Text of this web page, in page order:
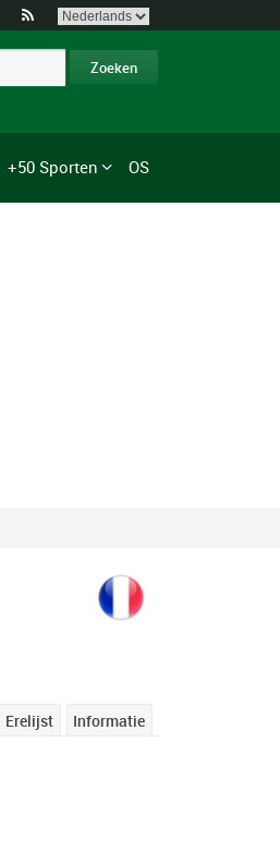

+50 Sporten OS
Informatie
Erelijst